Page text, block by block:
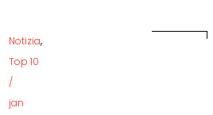
Notizia,
Top 10
/
jan